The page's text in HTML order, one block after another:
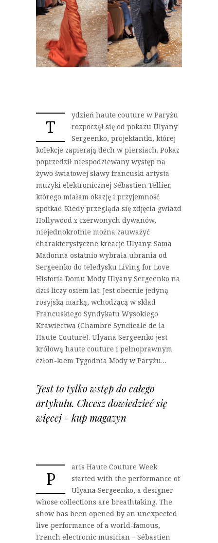
T
ydzień haute couture w Paryżu
rozpoczął się od pokazu Ulyany
Sergeenko, projektantki, której
kolekcje zapierają dech w piersiach. Pokaz
poprzedził niespodziewany występ na
żywo światowej sławy francuski artysta
muzyki elektronicznej Sébastien Tellier,
którego miałam okazję i przyjemność
spotkać. Kiedy przegląda się zdjęcia gwiazd
Hollywood z czerwonych dywanów,
niejednokrotnie można zauważyć
charakterystyczne kreacje Ulyany. Sama
Madonna ostatnio wybrała ubrania od
Sergeenko do teledysku Living for Love.
Historia Domu Mody Ulyany Sergeenko na
dziś liczy osiem lat. Jest obecnie jedyną
rosyjską marką, wchodzącą w skład
Francuskiego Syndykatu Wysokiego
Krawiectwa (Chambre Syndicale de la
Haute Couture). Ulyana Sergeenko jest
królową haute couture i pełnoprawnym
człon-kiem Tygodnia Mody w Paryżu…
Jest to tylko wstęp do całego
artykułu. Chcesz dowiedzieć się
więcej - kup magazyn
P
aris Haute Couture Week
started with the performance of
Ulyana Sergeenko, a designer
whose collections are breathtaking. The
show has been opened by an unexpected
live performance of a world-famous,
French electronic musician – Sébastien